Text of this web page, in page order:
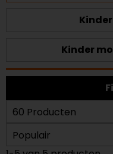
Kinder